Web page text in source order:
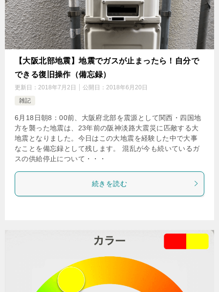
【大阪北部地震】地震でガスが止まったら！自分で
できる復旧操作（備忘録）
更新日： 2018年7月2日 公開日： 2018年6月20日
雑記
6月18日朝8：00前、大阪府北部を震源として関西・四国地
方を襲った地震は、23年前の阪神淡路大震災に匹敵する大
地震となりました。今日はこの大地震を経験した中で大事
なことを備忘録として残します。 混乱が今も続いているガ
スの供給停止について・・・
続きを読む